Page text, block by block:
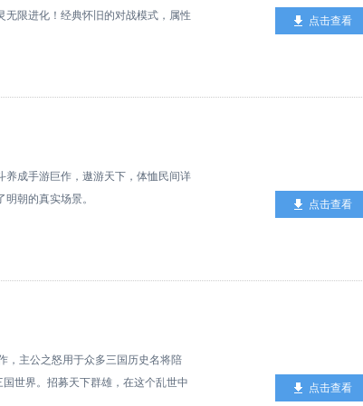
限进化！经典怀旧的对战模式，属性
点击查看
成手游巨作，遨游天下，体恤民间详
朝的真实场景。
点击查看
主公之怒用于众多三国历史名将陪
世界。招募天下群雄，在这个乱世中
点击查看